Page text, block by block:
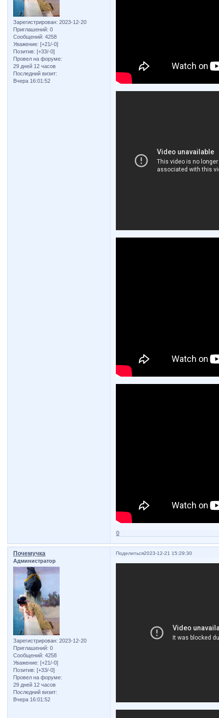
Зарегистрирован: 2023-12-20
Приглашений: 0
Сообщений: 4258
Уважение: [+21/-0]
Позитив: [+33/-0]
Провел на форуме:
29 дней 12 часов
Последний визит:
Вчера 16:01:52
0
Поделиться2023-12-21 15:29:30
Почемучка
Администратор
Зарегистрирован: 2023-12-20
Приглашений: 0
Сообщений: 4258
Уважение: [+21/-0]
Позитив: [+33/-0]
Провел на форуме:
29 дней 12 часов
Последний визит:
Вчера 16:01:52